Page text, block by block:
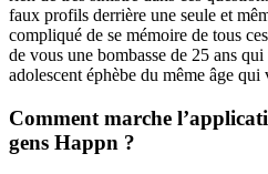
faux profils derrière une seule et
compliqué de se mémoire de tous
de vous une bombasse de 25 ans
adolescent éphèbe du même âge qui
Comment marche
gens Happn ?